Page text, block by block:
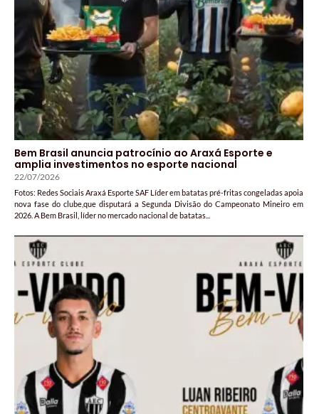
Bem Brasil anuncia patrocínio ao Araxá Esporte e
amplia investimentos no esporte nacional
22/07/2026
Fotos: Redes Sociais Araxá Esporte SAF Líder em batatas pré-fritas congeladas apoia
nova fase do clube,que disputará a Segunda Divisão do Campeonato Mineiro em
2026. A Bem Brasil, líder no mercado nacional de batatas...